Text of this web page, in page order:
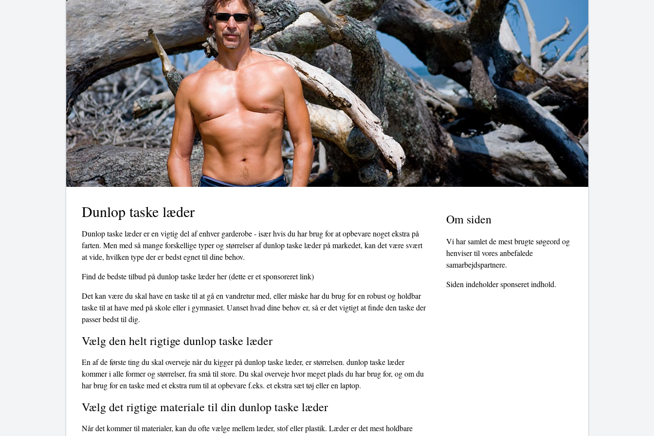
Dunlop taske læder
Dunlop taske læder er en vigtig del af enhver garderobe - især hvis du har brug for at opbevare noget ekstra på
farten. Men med så mange forskellige typer og størrelser af dunlop taske læder på markedet, kan det være svært
at vide, hvilken type der er bedst egnet til dine behov.
Find de bedste tilbud på dunlop taske læder her(dette er et sponsoreret link)
Det kan være du skal have en taske til at gå en vandretur med, eller måske har du brug for en robust og holdbar
taske til at have med på skole eller i gymnasiet. Uanset hvad dine behov er, så er det vigtigt at finde den taske der
passer bedst til dig.
Vælg den helt rigtige dunlop taske læder
En af de første ting du skal overveje når du kigger på dunlop taske læder, er størrelsen. dunlop taske læder
kommer i alle former og størrelser, fra små til store. Du skal overveje hvor meget plads du har brug for, og om du
har brug for en taske med et ekstra rum til at opbevare f.eks. et ekstra sæt tøj eller en laptop.
Vælg det rigtige materiale til din dunlop taske læder
Når det kommer til materialer, kan du ofte vælge mellem læder, stof eller plastik. Læder er det mest holdbare
Om siden
Vi har samlet de mest brugte søgeord og
henviser til vores anbefalede
samarbejdspartnere.
Siden indeholder sponseret indhold.